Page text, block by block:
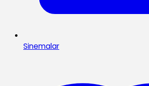
Sinemalar